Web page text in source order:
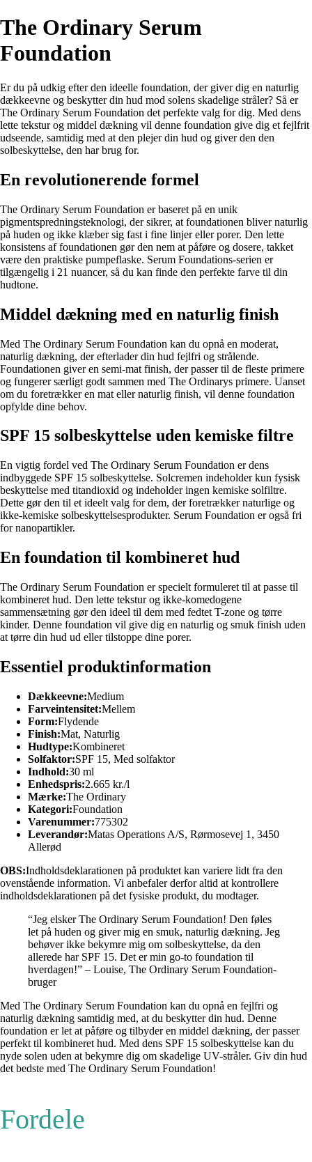
The Ordinary Serum
Foundation
Er du på udkig efter den ideelle foundation, der giver dig en naturlig
dækkeevne og beskytter din hud mod solens skadelige stråler? Så er
The Ordinary Serum Foundation det perfekte valg for dig. Med dens
lette tekstur og middel dækning vil denne foundation give dig et fejlfrit
udseende, samtidig med at den plejer din hud og giver den den
solbeskyttelse, den har brug for.
En revolutionerende formel
The Ordinary Serum Foundation er baseret på en unik
pigmentspredningsteknologi, der sikrer, at foundationen bliver naturlig
på huden og ikke klæber sig fast i fine linjer eller porer. Den lette
konsistens af foundationen gør den nem at påføre og dosere, takket
være den praktiske pumpeflaske. Serum Foundations-serien er
tilgængelig i 21 nuancer, så du kan finde den perfekte farve til din
hudtone.
Middel dækning med en naturlig finish
Med The Ordinary Serum Foundation kan du opnå en moderat,
naturlig dækning, der efterlader din hud fejlfri og strålende.
Foundationen giver en semi-mat finish, der passer til de fleste primere
og fungerer særligt godt sammen med The Ordinarys primere. Uanset
om du foretrækker en mat eller naturlig finish, vil denne foundation
opfylde dine behov.
SPF 15 solbeskyttelse uden kemiske filtre
En vigtig fordel ved The Ordinary Serum Foundation er dens
indbyggede SPF 15 solbeskyttelse. Solcremen indeholder kun fysisk
beskyttelse med titandioxid og indeholder ingen kemiske solfiltre.
Dette gør den til et ideelt valg for dem, der foretrækker naturlige og
ikke-kemiske solbeskyttelsesprodukter. Serum Foundation er også fri
for nanopartikler.
En foundation til kombineret hud
The Ordinary Serum Foundation er specielt formuleret til at passe til
kombineret hud. Den lette tekstur og ikke-komedogene
sammensætning gør den ideel til dem med fedtet T-zone og tørre
kinder. Denne foundation vil give dig en naturlig og smuk finish uden
at tørre din hud ud eller tilstoppe dine porer.
Essentiel produktinformation
Dækkeevne:Medium
Farveintensitet:Mellem
Form:Flydende
Finish:Mat, Naturlig
Hudtype:Kombineret
Solfaktor:SPF 15, Med solfaktor
Indhold:30 ml
Enhedspris:2.665 kr./l
Mærke:The Ordinary
Kategori:Foundation
Varenummer:775302
Leverandør:Matas Operations A/S, Rørmosevej 1, 3450
Allerød
OBS:Indholdsdeklarationen på produktet kan variere lidt fra den
ovenstående information. Vi anbefaler derfor altid at kontrollere
indholdsdeklarationen på det fysiske produkt, du modtager.
“Jeg elsker The Ordinary Serum Foundation! Den føles
let på huden og giver mig en smuk, naturlig dækning. Jeg
behøver ikke bekymre mig om solbeskyttelse, da den
allerede har SPF 15. Det er min go-to foundation til
hverdagen!” – Louise, The Ordinary Serum Foundation-
bruger
Med The Ordinary Serum Foundation kan du opnå en fejlfri og
naturlig dækning samtidig med, at du beskytter din hud. Denne
foundation er let at påføre og tilbyder en middel dækning, der passer
perfekt til kombineret hud. Med dens SPF 15 solbeskyttelse kan du
nyde solen uden at bekymre dig om skadelige UV-stråler. Giv din hud
det bedste med The Ordinary Serum Foundation!
Fordele